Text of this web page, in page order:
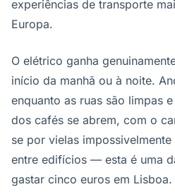
experiências de transporte
Europa.
O elétrico ganha
início da manhã ou à noite.
enquanto as ruas são limpas
dos cafés se abrem, com o
se por vielas
entre edifícios — esta é uma
gastar cinco euros em Lisboa.